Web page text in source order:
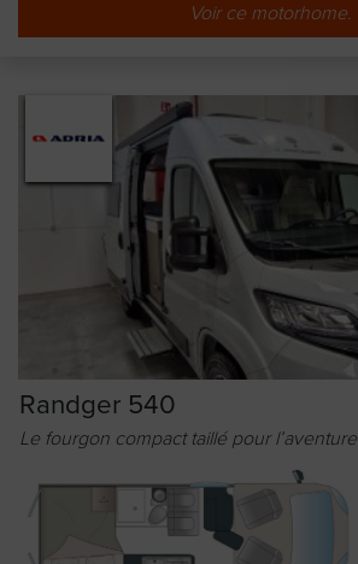
Voir ce motorhome.
Randger 540
Le fourgon compact taillé pour l’aventure